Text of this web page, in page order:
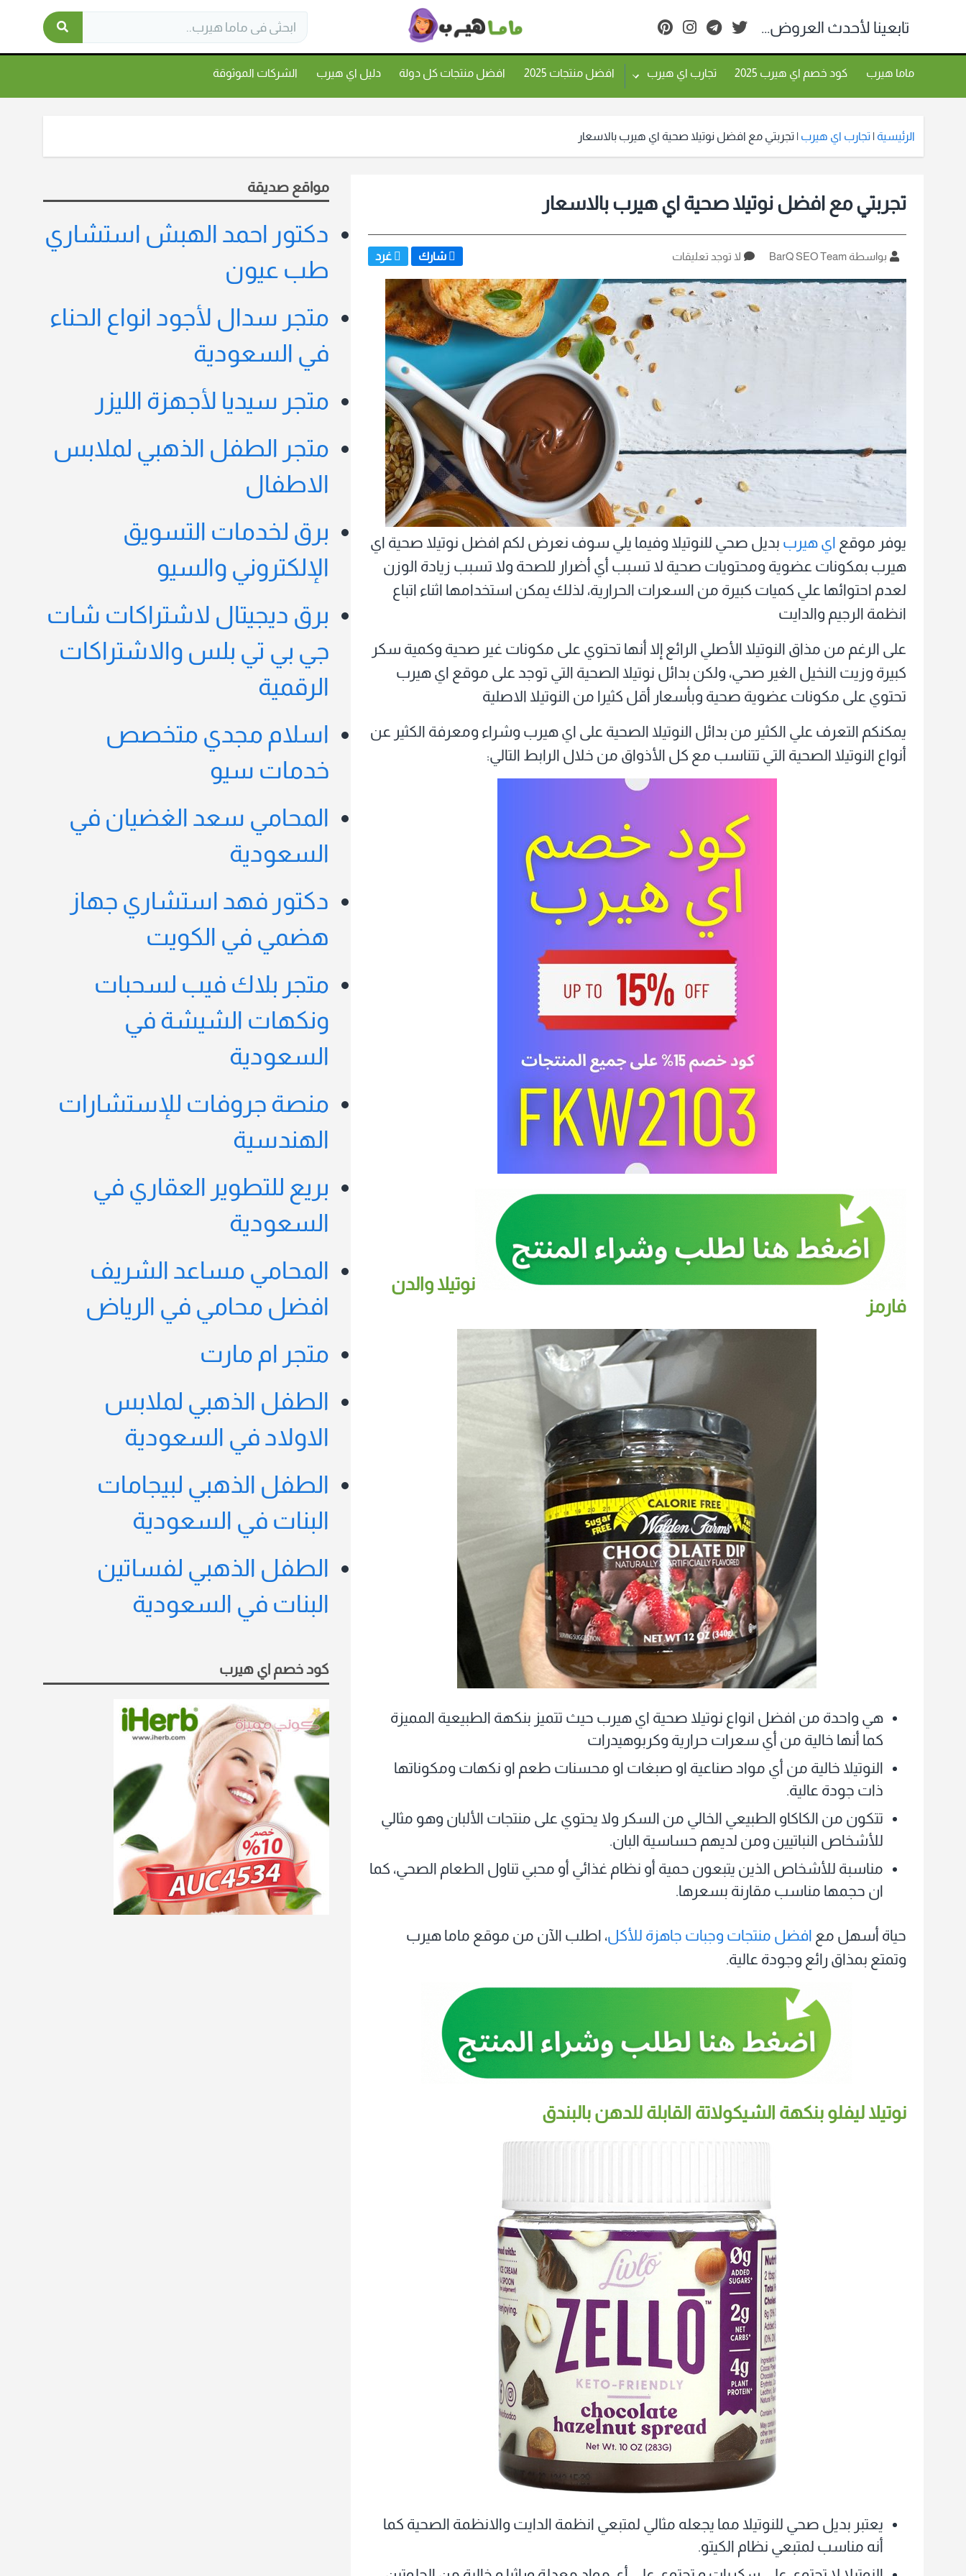
تابعينا لأحدث العروض...
ماما هيرب كود خصم اي هيرب 2025 تجارب اي هيرب افضل منتجات 2025 افضل منتجات كل دولة دليل اي هيرب الشركات الموثوقة
الرئيسية |تجارب اي هيرب |تجربتي مع افضل نوتيلا صحية اي هيرب بالاسعار
تجربتي مع افضل نوتيلا صحية اي هيرب بالاسعار
كاتب
بواسطة BarQ SEO Team لا توجد تعليقات
مع
افضل
نوتيلا
صحية
هيرب
شارك غرد
يوفر موقع اي هيرب بديل صحي للنوتيلا وفيما يلي سوف نعرض لكم افضل نوتيلا صحية اي
هيرب بمكونات عضوية ومحتويات صحية لا تسبب أي أضرار للصحة ولا تسبب زيادة الوزن
لعدم احتوائها علي كميات كبيرة من السعرات الحرارية، لذلك يمكن استخدامها اثناء اتباع
انظمة الرجيم والدايت
على الرغم من مذاق النوتيلا الأصلي الرائع إلا أنها تحتوي على مكونات غير صحية وكمية سكر
كبيرة وزيت النخيل الغير صحي، ولكن بدائل نوتيلا الصحية التي توجد على موقع اي هيرب
تحتوي على مكونات عضوية صحية وبأسعار أقل كثيرا من النوتيلا الاصلية
يمكنكم التعرف علي الكثير من بدائل النوتيلا الصحية على اي هيرب وشراء ومعرفة الكثير عن
أنواع النوتيلا الصحية التي تتناسب مع كل الأذواق من خلال الرابط التالي:
نوتيلا والدن
فارمز‏
هي واحدة من افضل انواع نوتيلا صحية اي هيرب حيث تتميز بنكهة الطبيعية المميزة
كما أنها خالية من أي سعرات حرارية وكربوهيدرات
النوتيلا خالية من أي مواد صناعية او صبغات او محسنات طعم او نكهات ومكوناتها
ذات جودة عالية.
تتكون من الكاكاو الطبيعي الخالي من السكر ولا يحتوي على منتجات الألبان وهو مثالي
للأشخاص النباتيين ومن لديهم حساسية البان.
مناسبة للأشخاص الذين يتبعون حمية أو نظام غذائي أو محبي تناول الطعام الصحي، كما
ان حجمها مناسب مقارنة بسعرها.
حياة أسهل مع افضل منتجات وجبات جاهزة للأكل، اطلب الآن من موقع ماما هيرب
وتمتع بمذاق رائع وجودة عالية.
نوتيلا ليفلو‏ بنكهة الشيكولاتة القابلة للدهن بالبندق
يعتبر بديل صحي للنوتيلا مما يجعله مثالي لمتبعي انظمة الدايت والانظمة الصحية كما
أنه مناسب لمتبعي نظام الكيتو.
مواقع صديقة
دكتور احمد الهبش استشاري
طب عيون
متجر سدال لأجود انواع الحناء
في السعودية
متجر سيديا لأجهزة الليزر
متجر الطفل الذهبي لملابس
الاطفال
برق لخدمات التسويق
الإلكتروني والسيو
برق ديجيتال لاشتراكات شات
جي بي تي بلس والاشتراكات
الرقمية
اسلام مجدي متخصص
خدمات سيو
المحامي سعد الغضيان في
السعودية
دكتور فهد استشاري جهاز
هضمي في الكويت
متجر بلاك فيب لسحبات
ونكهات الشيشة في
السعودية
منصة جروفات للإستشارات
الهندسية
بريع للتطوير العقاري في
السعودية
المحامي مساعد الشريف
افضل محامي في الرياض
متجر ام مارت
الطفل الذهبي لملابس
الاولاد في السعودية
الطفل الذهبي لبيجامات
البنات في السعودية
الطفل الذهبي لفساتين
البنات في السعودية
كود خصم اي هيرب